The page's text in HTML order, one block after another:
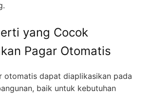
yang Cocok
Pagar Otomatis
otomatis dapat diaplikasikan pada
baik untuk kebutuhan